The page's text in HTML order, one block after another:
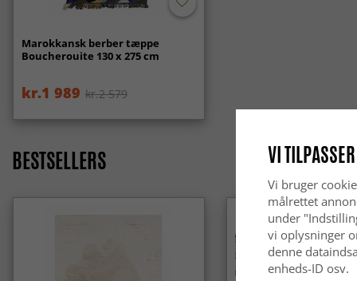
Marokkansk berber tæppe
Boucherouite 130 x 275 cm
kr.1 989 kr.2 579
BESTSELLERS VI
Vi bruger
målrettet
under
vi oplysninger
denne
enheds-ID osv.